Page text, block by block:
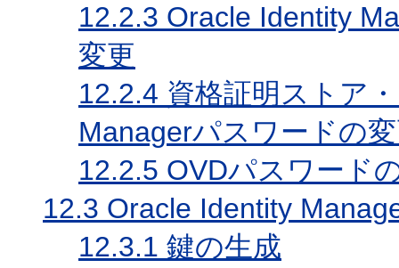
12.2.3 Oracle Identity
変更
12.2.4 資格証明ストア
Managerパスワードの
12.2.5 OVDパスワード
12.3 Oracle Identity
12.3.1 鍵の生成